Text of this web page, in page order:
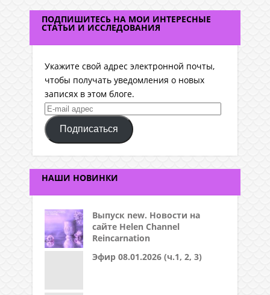
ПОДПИШИТЕСЬ НА МОИ ИНТЕРЕСНЫЕ
СТАТЬИ И ИССЛЕДОВАНИЯ
Укажите свой адрес электронной почты,
чтобы получать уведомления о новых
записях в этом блоге.
E-
mail
адрес
Подписаться
НАШИ НОВИНКИ
Выпуск new. Новости на
сайте Helen Channel
Reincarnation
Эфир 08.01.2026 (ч.1, 2, 3)